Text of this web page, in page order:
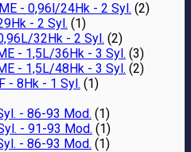
- 0,96l/24Hk - 2 Syl. (2)
- 2 Syl. (1)
32Hk - 2 Syl. (2)
- 1,5L/36Hk - 3 Syl. (3)
- 1,5L/48Hk - 3 Syl. (2)
- 8Hk - 1 Syl. (1)
- 86-93 Mod. (1)
- 91-93 Mod. (1)
- 86-93 Mod. (1)